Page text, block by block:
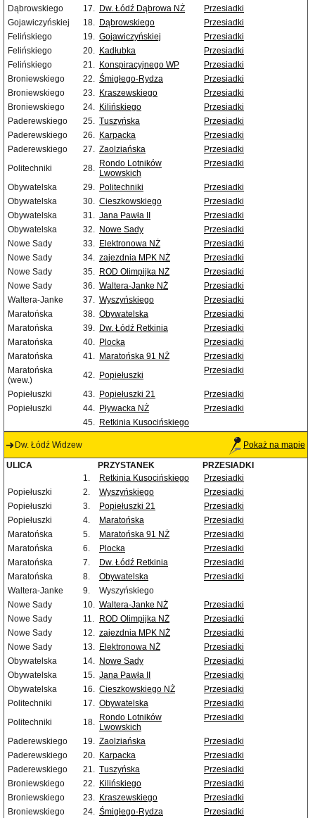
Dąbrowskiego
17. Dw. Łódź Dąbrowa NŻ
Przesiadki
Gojawiczyńskiej
18. Dąbrowskiego
Przesiadki
Felińskiego
19. Gojawiczyńskiej
Przesiadki
Felińskiego
20. Kadłubka
Przesiadki
Felińskiego
21. Konspiracyjnego WP
Przesiadki
Broniewskiego
22. Śmigłego-Rydza
Przesiadki
Broniewskiego
23. Kraszewskiego
Przesiadki
Broniewskiego
24. Kilińskiego
Przesiadki
Paderewskiego
25. Tuszyńska
Przesiadki
Paderewskiego
26. Karpacka
Przesiadki
Paderewskiego
27. Zaolziańska
Przesiadki
Politechniki
28. Rondo Lotników
Lwowskich
Przesiadki
Obywatelska 29. Politechniki
Przesiadki
Obywatelska
30. Cieszkowskiego
Przesiadki
Obywatelska
31. Jana Pawła II
Przesiadki
Obywatelska
32. Nowe Sady
Przesiadki
Nowe Sady
33. Elektronowa NŻ
Przesiadki
Nowe Sady
34. zajezdnia MPK NŻ
Przesiadki
Nowe Sady
35. ROD Olimpijka NŻ
Przesiadki
Nowe Sady
36. Waltera-Janke NŻ
Przesiadki
Waltera-Janke
37. Wyszyńskiego
Przesiadki
Maratońska
38. Obywatelska
Przesiadki
Maratońska
39. Dw. Łódź Retkinia
Przesiadki
Maratońska
40. Plocka
Przesiadki
Maratońska
41. Maratońska 91 NŻ
Przesiadki
Maratońska
(wew.)
42. Popiełuszki Przesiadki
Popiełuszki 43. Popiełuszki 21
Przesiadki
Popiełuszki
44. Pływacka NŻ
Przesiadki
45. Retkinia Kusocińskiego
Dw. Łódź Widzew Pokaż na mapie
ULICA PRZYSTANEK
PRZESIADKI
1.
Retkinia Kusocińskiego
Przesiadki
Popiełuszki
2. Wyszyńskiego
Przesiadki
Popiełuszki
3. Popiełuszki 21
Przesiadki
Popiełuszki
4. Maratońska
Przesiadki
Maratońska
5. Maratońska 91 NŻ
Przesiadki
Maratońska
6. Plocka
Przesiadki
Maratońska
7. Dw. Łódź Retkinia
Przesiadki
Maratońska
8. Obywatelska
Przesiadki
Waltera-Janke
9.
Wyszyńskiego
Nowe Sady
10. Waltera-Janke NŻ
Przesiadki
Nowe Sady
11. ROD Olimpijka NŻ
Przesiadki
Nowe Sady
12. zajezdnia MPK NŻ
Przesiadki
Nowe Sady
13. Elektronowa NŻ
Przesiadki
Obywatelska
14. Nowe Sady
Przesiadki
Obywatelska
15. Jana Pawła II
Przesiadki
Obywatelska
16. Cieszkowskiego NŻ
Przesiadki
Politechniki
17. Obywatelska
Przesiadki
Politechniki
18. Rondo Lotników
Lwowskich
Przesiadki
Paderewskiego 19. Zaolziańska
Przesiadki
Paderewskiego
20. Karpacka
Przesiadki
Paderewskiego
21. Tuszyńska
Przesiadki
Broniewskiego
22. Kilińskiego
Przesiadki
Broniewskiego
23. Kraszewskiego
Przesiadki
Broniewskiego
24. Śmigłego-Rydza
Przesiadki